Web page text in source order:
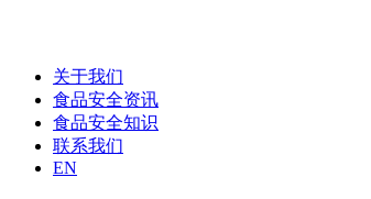
关于我们
食品安全资讯
食品安全知识
联系我们
EN